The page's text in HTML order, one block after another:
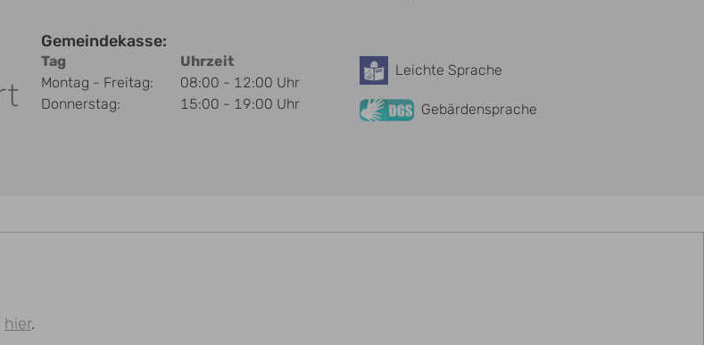
Gemeindekasse:
Tag
Uhrzeit
Montag - Freitag:
08:00 - 12:00 Uhr
Donnerstag:
15:00 - 19:00 Uhr Barrierefreiheit
Leichte Sprache
Gebärdensprache
hier.